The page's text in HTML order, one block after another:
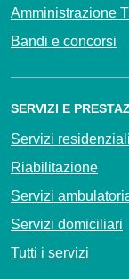
Amministrazione
Bandi e concorsi
SERVIZI E
Servizi residenziali
Riabilitazione
Servizi
Servizi domiciliari
Tutti i servizi